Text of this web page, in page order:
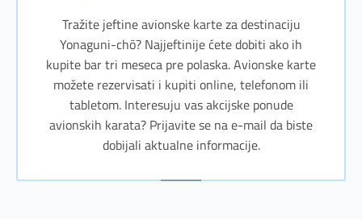
Tražite jeftine avionske karte za destinaciju
Yonaguni-chō? Najjeftinije ćete dobiti ako ih
kupite bar tri meseca pre polaska. Avionske karte
možete rezervisati i kupiti online, telefonom ili
tabletom. Interesuju vas akcijske ponude
avionskih karata? Prijavite se na e-mail da biste
dobijali aktualne informacije.